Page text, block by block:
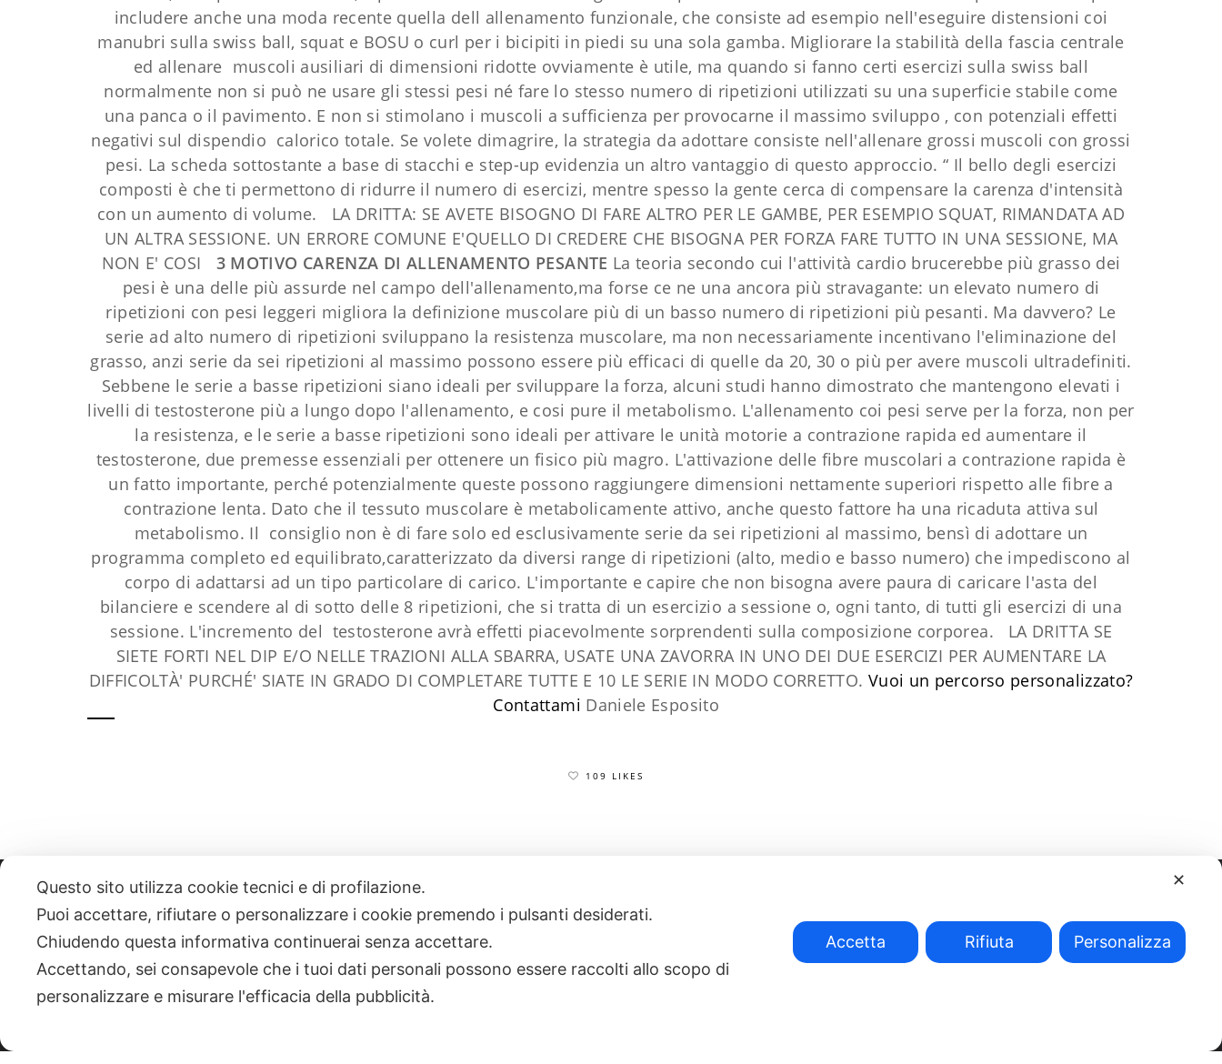
includere anche una moda recente quella dell allenamento funzionale, che consiste ad esempio nell'eseguire distensioni coi
manubri sulla swiss ball, squat e BOSU o curl per i bicipiti in piedi su una sola gamba. Migliorare la stabilità della fascia centrale
ed allenare muscoli ausiliari di dimensioni ridotte ovviamente è utile, ma quando si fanno certi esercizi sulla swiss ball
normalmente non si può ne usare gli stessi pesi né fare lo stesso numero di ripetizioni utilizzati su una superficie stabile come
una panca o il pavimento. E non si stimolano i muscoli a sufficienza per provocarne il massimo sviluppo , con potenziali effetti
negativi sul dispendio calorico totale. Se volete dimagrire, la strategia da adottare consiste nell'allenare grossi muscoli con grossi
pesi. La scheda sottostante a base di stacchi e step-up evidenzia un altro vantaggio di questo approccio. “ Il bello degli esercizi
composti è che ti permettono di ridurre il numero di esercizi, mentre spesso la gente cerca di compensare la carenza d'intensità
con un aumento di volume. LA DRITTA: SE AVETE BISOGNO DI FARE ALTRO PER LE GAMBE, PER ESEMPIO SQUAT, RIMANDATA AD
UN ALTRA SESSIONE. UN ERRORE COMUNE E'QUELLO DI CREDERE CHE BISOGNA PER FORZA FARE TUTTO IN UNA SESSIONE, MA
NON E' COSI 3 MOTIVO CARENZA DI ALLENAMENTO PESANTE La teoria secondo cui l'attività cardio brucerebbe più grasso dei
pesi è una delle più assurde nel campo dell'allenamento,ma forse ce ne una ancora più stravagante: un elevato numero di
ripetizioni con pesi leggeri migliora la definizione muscolare più di un basso numero di ripetizioni più pesanti. Ma davvero? Le
serie ad alto numero di ripetizioni sviluppano la resistenza muscolare, ma non necessariamente incentivano l'eliminazione del
grasso, anzi serie da sei ripetizioni al massimo possono essere più efficaci di quelle da 20, 30 o più per avere muscoli ultradefiniti.
Sebbene le serie a basse ripetizioni siano ideali per sviluppare la forza, alcuni studi hanno dimostrato che mantengono elevati i
livelli di testosterone più a lungo dopo l'allenamento, e cosi pure il metabolismo. L'allenamento coi pesi serve per la forza, non per
la resistenza, e le serie a basse ripetizioni sono ideali per attivare le unità motorie a contrazione rapida ed aumentare il
testosterone, due premesse essenziali per ottenere un fisico più magro. L'attivazione delle fibre muscolari a contrazione rapida è
un fatto importante, perché potenzialmente queste possono raggiungere dimensioni nettamente superiori rispetto alle fibre a
contrazione lenta. Dato che il tessuto muscolare è metabolicamente attivo, anche questo fattore ha una ricaduta attiva sul
metabolismo. Il consiglio non è di fare solo ed esclusivamente serie da sei ripetizioni al massimo, bensì di adottare un
programma completo ed equilibrato,caratterizzato da diversi range di ripetizioni (alto, medio e basso numero) che impediscono al
corpo di adattarsi ad un tipo particolare di carico. L'importante e capire che non bisogna avere paura di caricare l'asta del
bilanciere e scendere al di sotto delle 8 ripetizioni, che si tratta di un esercizio a sessione o, ogni tanto, di tutti gli esercizi di una
sessione. L'incremento del testosterone avrà effetti piacevolmente sorprendenti sulla composizione corporea. LA DRITTA SE
SIETE FORTI NEL DIP E/O NELLE TRAZIONI ALLA SBARRA, USATE UNA ZAVORRA IN UNO DEI DUE ESERCIZI PER AUMENTARE LA
DIFFICOLTÀ' PURCHÉ' SIATE IN GRADO DI COMPLETARE TUTTE E 10 LE SERIE IN MODO CORRETTO. Vuoi un percorso personalizzato?
​Contattami Daniele Esposito
109 LIKES
| NEWSLETTER
|
✕
Questo sito utilizza cookie tecnici e di profilazione.
Puoi accettare, rifiutare o personalizzare i cookie premendo i pulsanti desiderati.
Chiudendo questa informativa continuerai senza accettare.
Accettando, sei consapevole che i tuoi dati personali possono essere raccolti allo scopo di
personalizzare e misurare l'efficacia della pubblicità.
Accetta Rifiuta Personalizza